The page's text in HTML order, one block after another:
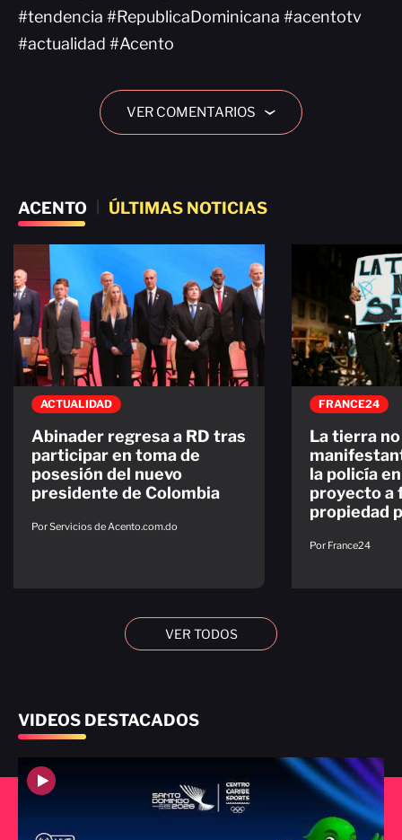
#tendencia #RepublicaDominicana #acentotv
#actualidad #Acento
VER COMENTARIOS ›
ACENTO ÚLTIMAS NOTICIAS
ACTUALIDAD
Abinader regresa a RD tras
participar en toma de
posesión del nuevo
presidente de Colombia
Por Servicios de Acento.com.do
FRANCE24
La tierra
la policía
proyecto a
propiedad
Por France24
VER TODOS
VIDEOS DESTACADOS